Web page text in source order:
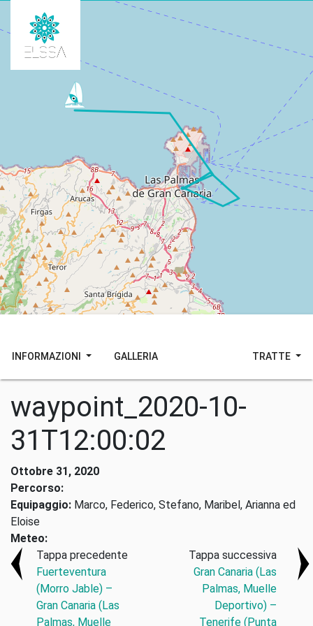
INFORMAZIONI GALLERIA TRATTE
waypoint_2020-10-
31T12:00:02
Ottobre 31, 2020
Percorso:
Equipaggio: Marco, Federico, Stefano, Maribel, Arianna ed
Eloise
Meteo:
Tappa precedente
Fuerteventura
(Morro Jable) –
Gran Canaria (Las
Palmas, Muelle
Tappa successiva
Gran Canaria (Las
Palmas, Muelle
Deportivo) –
Tenerife (Punta